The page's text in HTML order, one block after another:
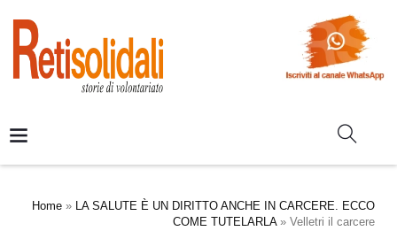
Home » LA SALUTE È UN DIRITTO ANCHE IN CARCERE. ECCO
COME TUTELARLA» Velletri il carcere